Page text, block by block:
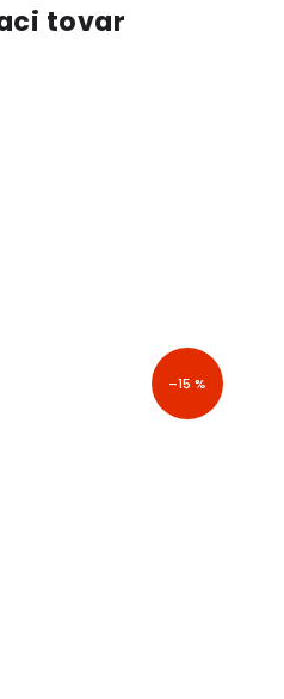
tovar
–15 %